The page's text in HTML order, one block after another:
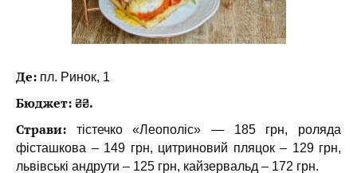
Де: пл. Ринок, 1
Бюджет: ₴₴.
Страви: тістечко «Леополіс» — 185 грн, роляда
фісташкова – 149 грн, цитриновий пляцок – 129 грн,
львівські андрути – 125 грн, кайзервальд – 172 грн.